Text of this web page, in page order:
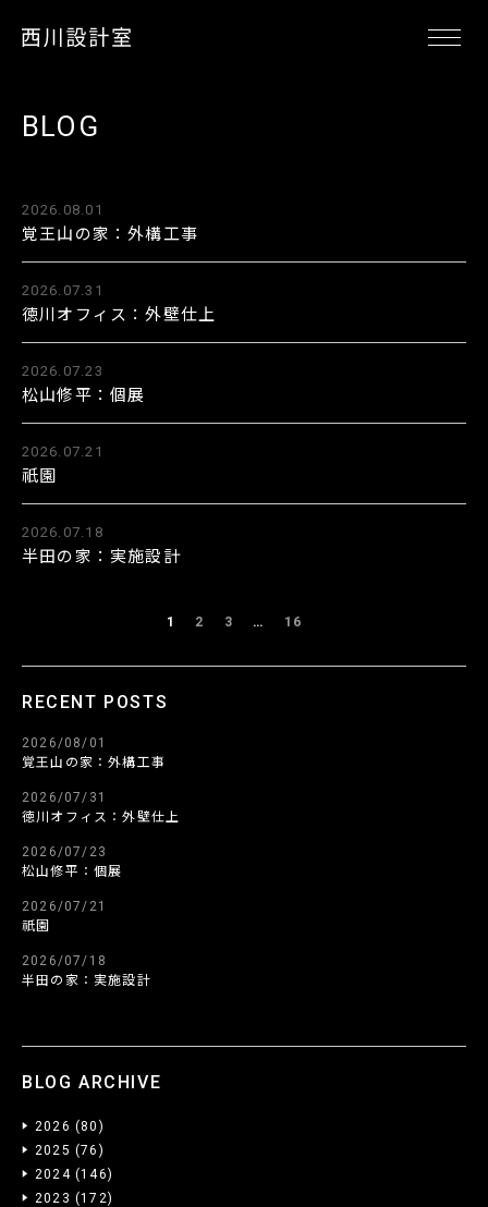
BLOG
2026.08.01
覚王山の家：外構工事
2026.07.31
徳川オフィス：外壁仕上
2026.07.23
松山修平：個展
2026.07.21
祇園
2026.07.18
半田の家：実施設計
1 2 3 … 16
RECENT POSTS
2026/08/01
覚王山の家：外構工事
2026/07/31
徳川オフィス：外壁仕上
2026/07/23
松山修平：個展
2026/07/21
祇園
2026/07/18
半田の家：実施設計
BLOG ARCHIVE
2026 (80)
2025 (76)
2024(146)
2023 (172)